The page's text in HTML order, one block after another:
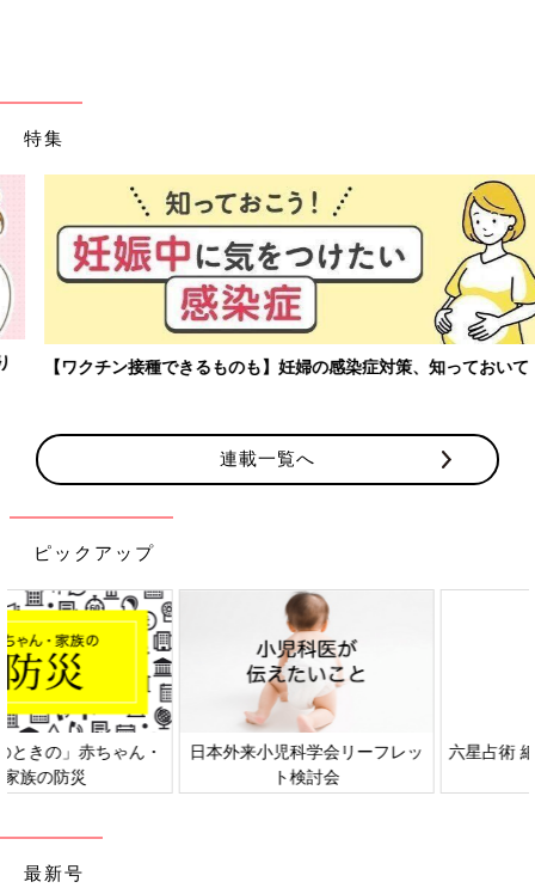
特集
【ワクチン接種できるものも】妊婦の感染症対策、知っておいて！
連載一覧へ
ピックアップ
日本外来小児科学会リーフレッ
六星占術 細木かおりさんの人生
最新号